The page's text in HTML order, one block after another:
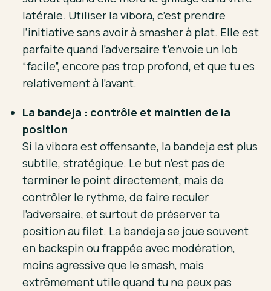
latérale. Utiliser la vibora, c’est prendre
l’initiative sans avoir à smasher à plat. Elle est
parfaite quand l’adversaire t’envoie un lob
“facile”, encore pas trop profond, et que tu es
relativement à l’avant.
La bandeja : contrôle et maintien de la
position
Si la vibora est offensante, la bandeja est plus
subtile, stratégique. Le but n’est pas de
terminer le point directement, mais de
contrôler le rythme, de faire reculer
l’adversaire, et surtout de préserver ta
position au filet. La bandeja se joue souvent
en backspin ou frappée avec modération,
moins agressive que le smash, mais
extrêmement utile quand tu ne peux pas